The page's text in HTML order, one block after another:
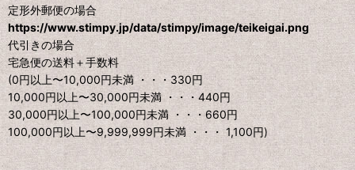
定形外郵便の場合
https://www.stimpy.jp/data/stimpy/image/teikeigai.png
代引きの場合
宅急便の送料＋手数料
(0円以上〜10,000円未満 ・・・330円
10,000円以上〜30,000円未満 ・・・440円
30,000円以上〜100,000円未満 ・・・660円
100,000円以上〜9,999,999円未満 ・・・ 1,100円)